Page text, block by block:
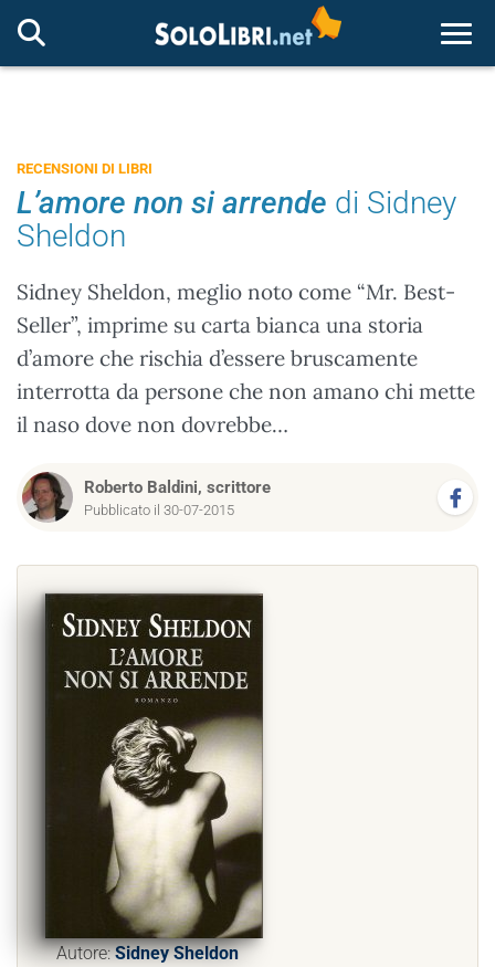
RECENSIONI DI LIBRI
L’amore non si arrende di Sidney
Sheldon
Sidney Sheldon, meglio noto come “Mr. Best-
Seller”, imprime su carta bianca una storia
d’amore che rischia d’essere bruscamente
interrotta da persone che non amano chi mette
il naso dove non dovrebbe…
Roberto Baldini, scrittore
Pubblicato il 30-07-2015
Autore:Sidney Sheldon